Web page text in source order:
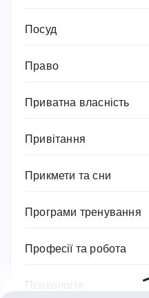
Посуд
Право
Приватна власність
Привітання
Прикмети та сни
Програми тренування
Професії та робота